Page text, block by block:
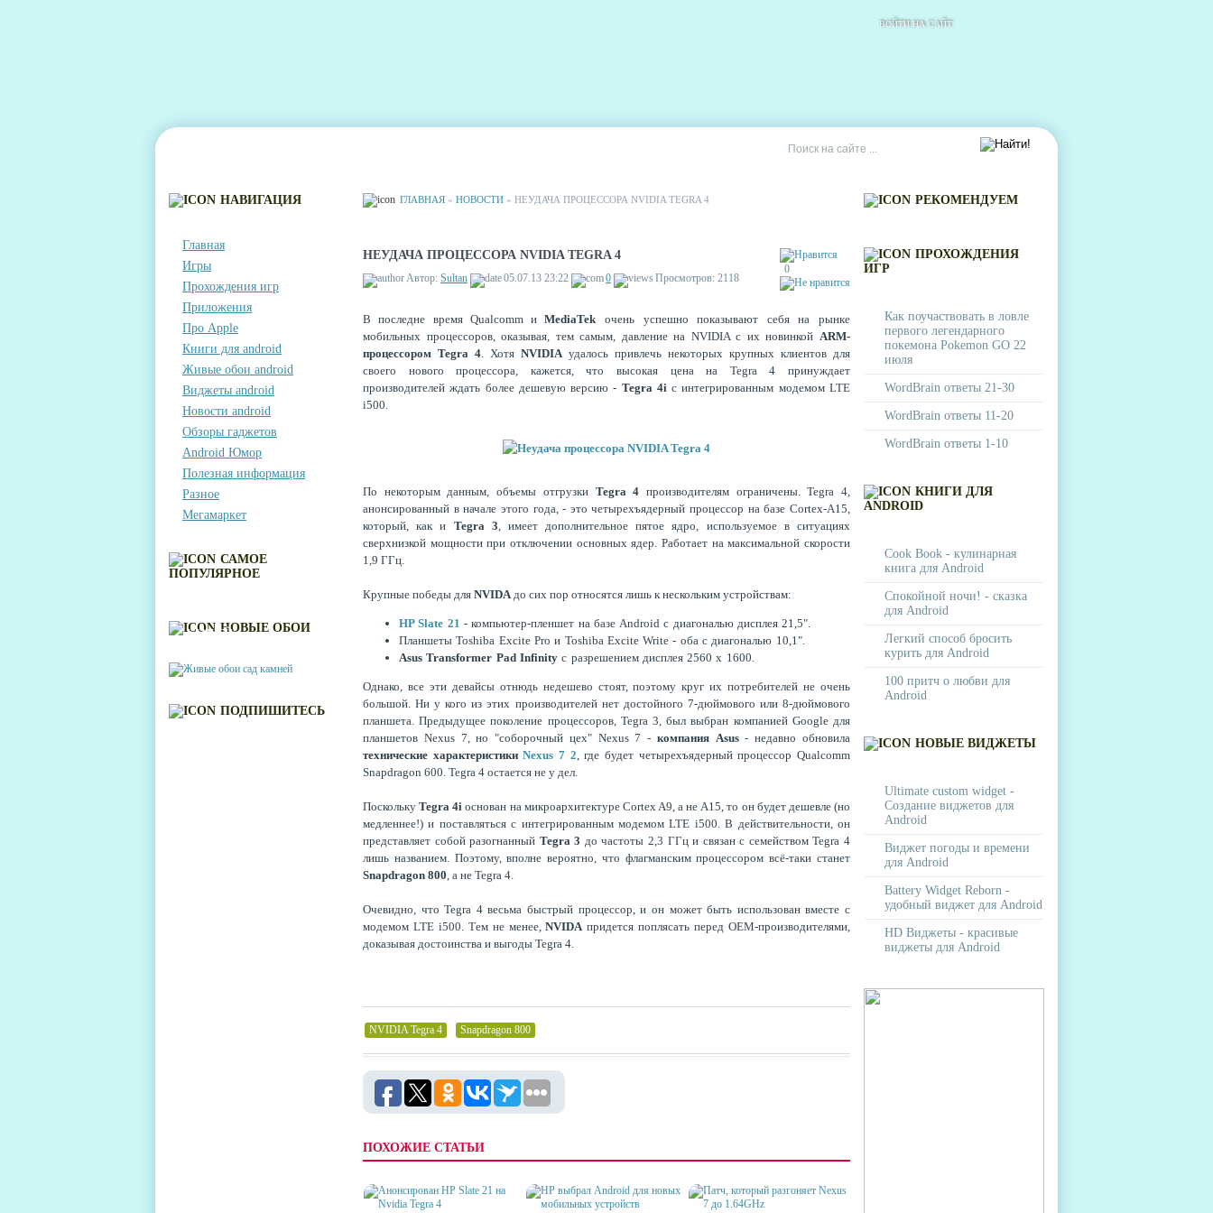
ВОЙТИ НА САЙТ
НАВИГАЦИЯ
Главная
Игры
Прохождения игр
Приложения
Про Apple
Книги для android
Живые обои android
Виджеты android
Новости android
Обзоры гаджетов
Android Юмор
Полезная информация
Разное
Мегамаркет
САМОЕ
ПОПУЛЯРНОЕ
НОВЫЕ ОБОИ
КАМНЕЙ
ПОДПИШИТЕСЬ
ГЛАВНАЯ » НОВОСТИ » НЕУДАЧА ПРОЦЕССОРА NVIDIA TEGRA 4
0
НЕУДАЧА ПРОЦЕССОРА NVIDIA TEGRA 4
Автор: Sultan 05.07.13 23:22 0 Просмотров: 2118
В последне время Qualcomm иMediaTek очень успешно показывают себя на рынке
мобильных процессоров, оказывая, тем самым, давление на NVIDIA с их новинкой ARM-
процессором Tegra 4. Хотя NVIDIAудалось привлечь некоторых крупных клиентов для
своего нового процессора, кажется, что высокая цена на Tegra 4 принуждает
производителей ждать более дешевую версию - Tegra 4iс интегрированным модемом LTE
i500.
По некоторым данным, объемы отгрузки Tegra 4 производителям ограничены. Tegra 4,
анонсированный в начале этого года, - это четырехъядерный процессор на базе Cortex-A15,
который, как и Tegra 3, имеет дополнительное пятое ядро, используемое в ситуациях
сверхнизкой мощности при отключении основных ядер. Работает на максимальной скорости
1,9 ГГц.
Крупные победы для NVIDAдо сих пор относятся лишь к нескольким устройствам:
HP Slate 21 - компьютер-пленшет на базе Android с диагональю дисплея 21,5".
Планшеты Toshiba Excite Pro и Toshiba Excite Write - оба с диагональю 10,1".
Asus Transformer Pad Infinityс разрешением дисплея 2560 х 1600.
Однако, все эти девайсы отнюдь недешево стоят, поэтому круг их потребителей не очень
большой. Ни у кого из этих производителей нет достойного 7-дюймового или 8-дюймового
планшета. Предыдущее поколение процессоров, Tegra 3, был выбран компанией Google для
планшетов Nexus 7, но "соборочный цех" Nexus 7 - компания Asus- недавно обновила
технические характеристикиNexus 7 2, где будет четырехъядерный процессор Qualcomm
Snapdragon 600. Tegra 4 остается не у дел.
ПосколькуTegra 4i основан на микроархитектуре Cortex A9, а не A15, то он будет дешевле (но
медленнее!) и поставляться с интегрированным модемом LTE i500. В действительности, он
представляет собой разогнанный Tegra 3 до частоты 2,3 ГГц и связан с семейством Tegra 4
лишь названием. Поэтому, вполне вероятно, что флагманским процессором всё-таки станет
Snapdragon 800, а не Tegra 4.
Очевидно, что Tegra 4 весьма быстрый процессор, и он может быть использован вместе с
модемом LTE i500. Тем не менее,NVIDAпридется поплясать перед OEM-производителями,
доказывая достоинства и выгоды Tegra 4.
NVIDIA Tegra 4 Snapdragon 800
ПОХОЖИЕ СТАТЬИ
РЕКОМЕНДУЕМ
ПРОХОЖДЕНИЯ
ИГР
Как поучаствовать в ловле
первого легендарного
покемона Pokemon GO 22
июля
WordBrain ответы 21-30
WordBrain ответы 11-20
WordBrain ответы 1-10
КНИГИ ДЛЯ
ANDROID
Cook Book - кулинарная
книга для Android
Спокойной ночи! - сказка
для Android
Легкий способ бросить
курить для Android
100 притч о любви для
Android
НОВЫЕ ВИДЖЕТЫ
Ultimate custom widget -
Создание виджетов для
Android
Виджет погоды и времени
для Android
Battery Widget Reborn -
удобный виджет для Android
HD Виджеты - красивые
виджеты для Android